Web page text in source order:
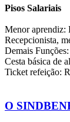
Pisos Salariais
Menor aprendiz:
Recepcionista,
Demais
Cesta básica de
Ticket refeição:
O